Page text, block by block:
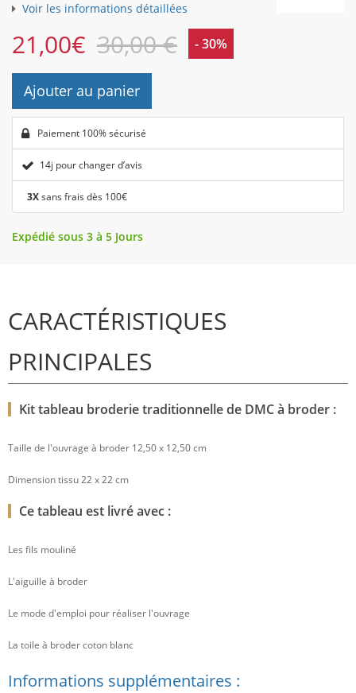
Voir les informations détaillées
21,00€ 30,00 € - 30%
Ajouter au panier
Paiement 100% sécurisé
14j pour changer d’avis
3Xsans frais dès 100€
Expédié sous 3 à 5 Jours
CARACTÉRISTIQUES
PRINCIPALES
Kit tableau broderie traditionnelle de DMC à broder :
Taille de l'ouvrage à broder 12,50 x 12,50 cm
Dimension tissu 22 x 22 cm
Ce tableau est livré avec :
Les fils mouliné
L'aiguille à broder
Le mode d'emploi pour réaliser l'ouvrage
La toile à broder coton blanc
Informations supplémentaires :